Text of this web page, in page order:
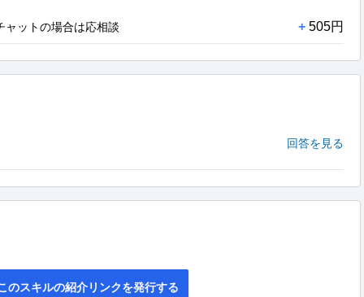
ャットの場合は応相談 + 505円
回答を見る
のスキルの紹介リンクを発行する